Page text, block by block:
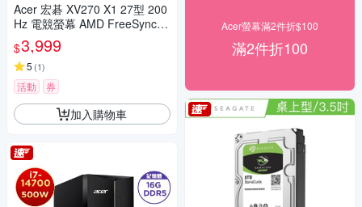
Acer 宏碁 XV270 X1 27型 200
Hz 電競螢幕 AMD FreeSync P
remium
$3,999
5 (1)
活動 券
加入購物車
Acer螢幕滿2件折$100
滿2件折100